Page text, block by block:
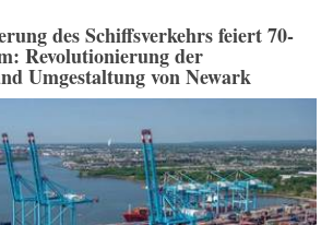
des Schiffsverkehrs feiert 70-
Revolutionierung der
Umgestaltung von Newark